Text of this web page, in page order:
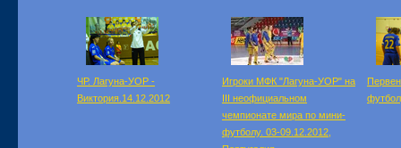
ЧР. Лагуна-УОР -
Виктория.14.12.2012
Игроки МФК "Лагуна-УОР" на
III неофициальном
чемпионате мира по мини-
футболу. 03-09.12.2012,